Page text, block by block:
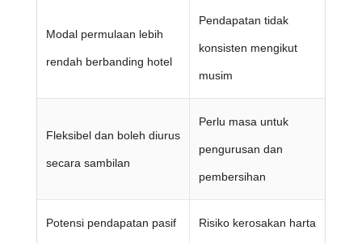
Modal permulaan lebih
rendah berbanding hotel
Pendapatan tidak
konsisten mengikut
musim
Fleksibel dan boleh diurus
secara sambilan
Perlu masa untuk
pengurusan dan
pembersihan
Potensi pendapatan pasif Risiko kerosakan harta